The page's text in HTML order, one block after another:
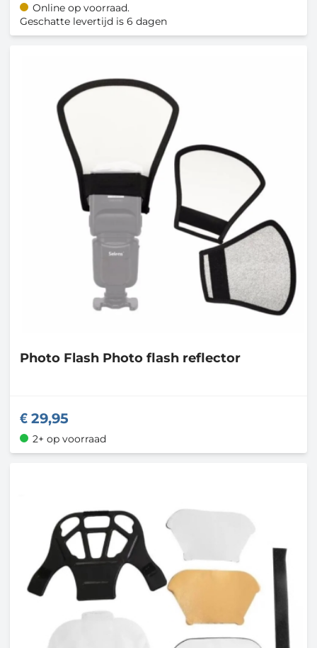
Online op voorraad.
Geschatte levertijd is 6 dagen
Photo Flash Photo flash reflector
29,95
2+ op voorraad